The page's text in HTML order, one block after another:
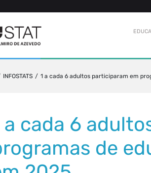
INFOSTATS 1 a cada 6 adultos participaram em
a cada 6
de